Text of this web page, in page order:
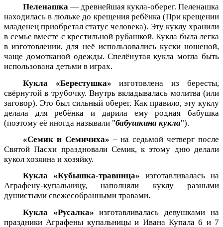
Пеленашка — древнейшая кукла-оберег. Пеленашка
находилась в люльке до крещения ребёнка (При крещении
младенец приобретал статус человека). Эту куклу хранили
в семье вместе с крестильной рубашкой. Кукла была легка
в изготовлении, для неё использовались куски ношеной,
чаще домотканой одежды. Спелёнутая кукла могла быть
использована детьми в играх.
Кукла «Берестушка»изготовлена из бересты,
свёрнутой в трубочку. Внутрь вкладывалась молитва (или
заговор). Это был сильный оберег. Как правило, эту куклу
делала для ребёнка и дарила ему родная бабушка
(поэтому её иногда называли "бабушкина кукла").
«Семик и Семичиха» – на седьмой четверг после
Святой Пасхи праздновали Семик, к этому дню делали
кукол хозяина и хозяйку.
Кукла «Кубышка-травница» изготавливалась на
Аграфену-купальницу, наполняли куклу разными
душистыми свежесобранными травами.
Кукла «Русалка»изготавливалась девушками на
праздники Аграфены купальницы и Ивана Купала 6 и 7